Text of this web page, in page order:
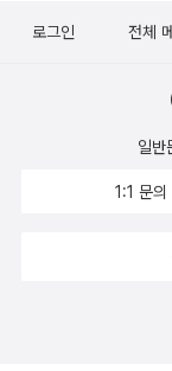
로그인 전체
일반
1:1 문의